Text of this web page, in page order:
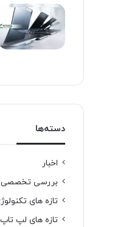
دسته‌ها
اخبار
بررسی تخصصی
تازه های
تازه های لپ تاپ